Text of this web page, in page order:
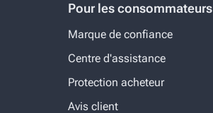
Pour les consommateurs
Marque de confiance
Centre d'assistance
Protection acheteur
Avis client